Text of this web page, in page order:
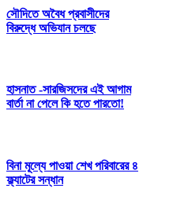
সৌদিতে অবৈধ প্রবাসীদের
বিরুদ্ধে অভিযান চলছে
হাসনাত -সারজিসদের এই আগাম
বার্তা না পেলে কি হতে পারতো!
বিনা মূল্যে পাওয়া শেখ পরিবারের ৪
ফ্ল্যাটের সন্ধান